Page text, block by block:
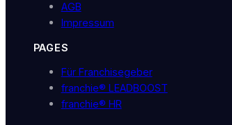
AGB
Impressum
PAGES
Für Franchisegeber
franchie® LEADBOOST
franchie® HR